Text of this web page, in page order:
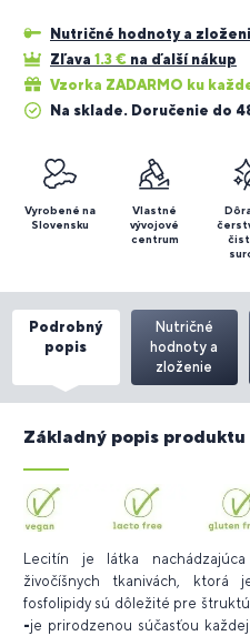
Nutričné hodnoty a
Zľava 1.3 € na ďalší nákup
Vzorka ZADARMO ku
Na sklade. Doručenie do
Vyrobené na
Slovensku
Vlastné
vývojové
centrum
Podrobný
popis
Nutričné
hodnoty a
zloženie
Základný popis
Lecitín je látka
živočíšnych tkanivách, ktorá
fosfolipidy sú dôležité pre
-je prirodzenou súčasťou